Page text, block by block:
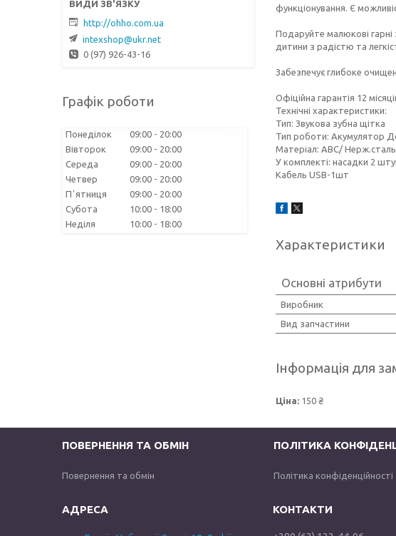
функціонування. Є
Подаруйте малюкові гарні
дитини з радістю та
Забезпечує глибоке
Офіційна гарантія 12
Технічні характеристики:
Тип: Звукова зубна щітка
Тип роботи: Акумулятор
Матеріал: АВС/ Нерж.сталь
У комплекті: насадки 2
Кабель USB-1шт
Характеристики
Основні атрибути
Виробник
Вид запчастини
Інформація для
Ціна: 150 ₴
http://ohho.com.ua
intexshop@ukr.net
0 (97) 926-43-16
Графік роботи
Понеділок 09:00
20:00
Вівторок
09:00
20:00
Середа
09:00
20:00
Четвер
09:00
20:00
Пʼятниця
09:00
20:00
Субота
10:00
18:00
Неділя
10:00 18:00
ПОВЕРНЕННЯ ТА ОБМІН
Повернення та обмін
ПОЛІТИКА
Політика конфіденційності